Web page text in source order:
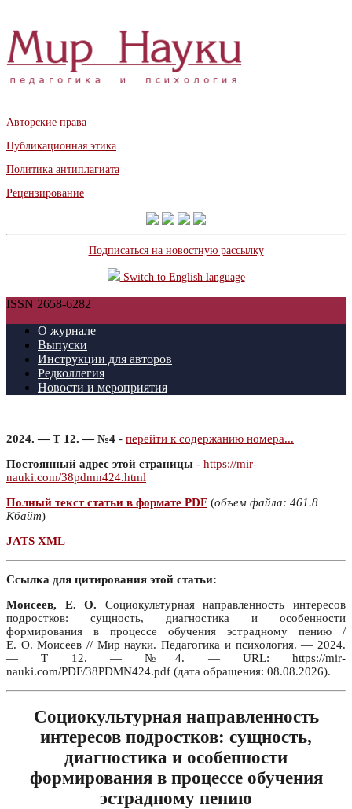
Авторские права
Публикационная этика
Политика антиплагиата
Рецензирование
Подписаться на новостную рассылку
Switch to English language
ISSN 2658-6282
О журнале
Выпуски
Инструкции для авторов
Редколлегия
Новости и мероприятия
2024. — Т 12. — №4 - перейти к содержанию номера...
Постоянный адрес этой страницы - https://mir-
nauki.com/38pdmn424.html
Полный текст статьи в формате PDF (объем файла: 461.8
Кбайт)
JATS XML
Ссылка для цитирования этой статьи:
Моисеев, Е. О. Социокультурная направленность интересов
подростков: сущность, диагностика и особенности
формирования в процессе обучения эстрадному пению /
Е. О. Моисеев // Мир науки. Педагогика и психология. — 2024.
— Т 12. — №4. — URL: https://mir-
nauki.com/PDF/38PDMN424.pdf (дата обращения: 08.08.2026).
Социокультурная направленность
интересов подростков: сущность,
диагностика и особенности
формирования в процессе обучения
эстрадному пению